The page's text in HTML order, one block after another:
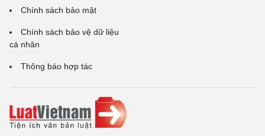
Chính sách bảo mật
Chính sách bảo vệ dữ liệu
cá nhân
Thông báo hợp tác